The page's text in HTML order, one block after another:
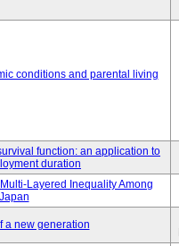
conditions and parental living
function: an application to
duration
Layered Inequality Among
a new generation